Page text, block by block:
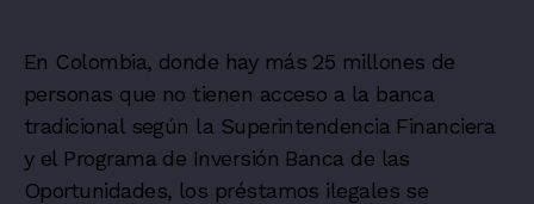
En Colombia, donde hay más 25 millones de
personas que no tienen acceso a la banca
tradicional según la Superintendencia Financiera
y el Programa de Inversión Banca de las
Oportunidades, los préstamos ilegales se